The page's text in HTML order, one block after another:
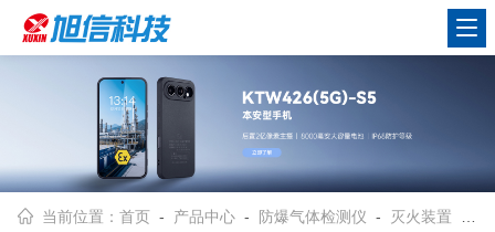
当前位置：首页 - 产品中心 - 防爆气体检测仪 - 灭火装置